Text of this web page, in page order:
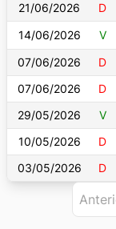
21/06/2026
D
14/06/2026
V
07/06/2026
D
07/06/2026
D
29/05/2026
V
10/05/2026
D
03/05/2026
D